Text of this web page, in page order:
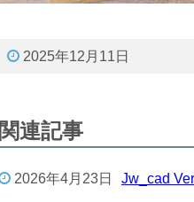
2025年12月11日
関連記事
2026年4月23日 Jw_cad